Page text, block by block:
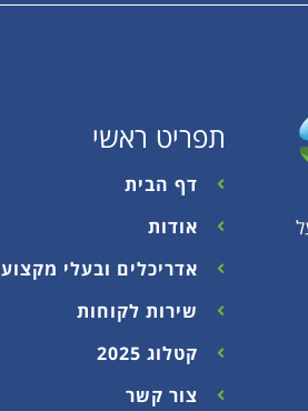
בשנת 2001 על
תפריט ראשי
דף הבית
אודות
אדריכלים ובעלי מקצוע
שירות לקוחות
קטלוג 2025
צור קשר